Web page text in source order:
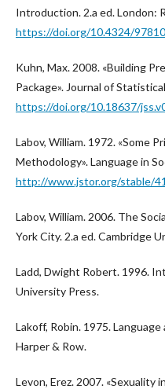
Introduction. 2.a ed. London:
https://doi.org/10.4324/
Kuhn, Max. 2008. «Building
Package». Journal of
https://doi.org/10.18637/
Labov, William. 1972. «Some
Methodology». Language in
http://www.jstor.org/stable/
Labov, William. 2006. The
York City. 2.a ed. Cambridge
Ladd, Dwight Robert. 1996.
University Press.
Lakoff, Robin. 1975. Language
Harper & Row.
Levon, Erez. 2007.